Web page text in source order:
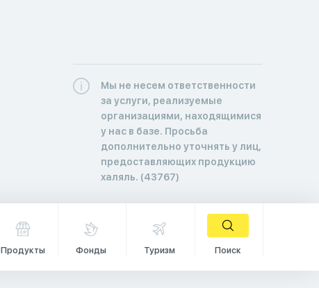
Мы не несем ответственности
за услуги, реализуемые
организациями, находящимися
у нас в базе. Просьба
дополнительно уточнять у лиц,
предоставляющих продукцию
халяль. (43767)
Продукты Фонды Туризм Поиск